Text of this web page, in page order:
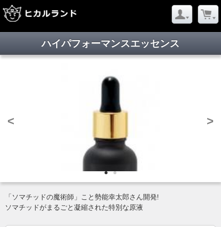
ハイパフォーマンスエッセンス
< >
「ソマチッドの魔術師」こと勢能幸太郎さん開発!
ソマチッドがまるごと凝縮された特別な原液